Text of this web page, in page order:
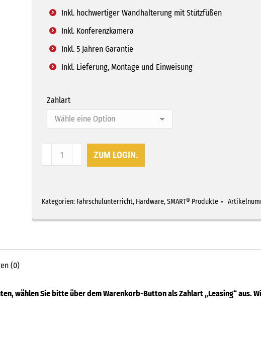
Inkl. hochwertiger Wandhalterung mit Stützfüßen
Inkl. Konferenzkamera
Inkl. 5 Jahren Garantie
Inkl. Lieferung, Montage und Einweisung
Zahlart
Premium
ZUM LOGIN.
Kategorien: Fahrschulunterricht, Hardware,SMART® Produkte
(0)
wählen Sie bitte über dem Warenkorb-Button als Zahlart „Leasing“ aus.